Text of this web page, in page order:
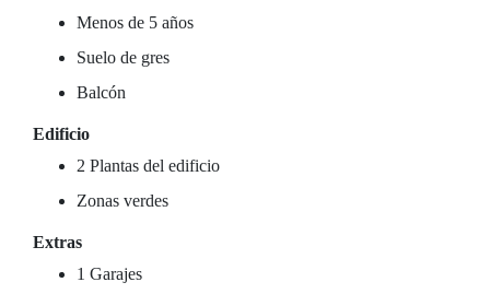
Menos de 5 años
Suelo de gres
Balcón
Edificio
2 Plantas del edificio
Zonas verdes
Extras
1 Garajes